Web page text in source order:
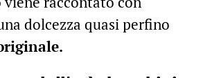
dolcezza quasi perfino